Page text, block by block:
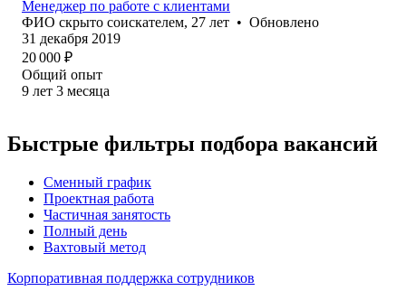
Менеджер по работе с клиентами
ФИО скрыто соискателем, 27 лет • Обновлено
31 декабря 2019
20 000 ₽
Общий опыт
9 лет 3 месяца
Быстрые фильтры подбора вакансий
Сменный график
Проектная работа
Частичная занятость
Полный день
Вахтовый метод
Корпоративная поддержка сотрудников